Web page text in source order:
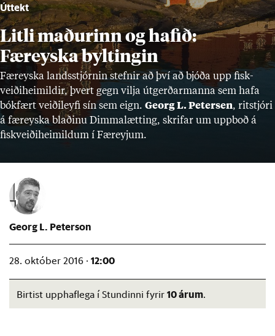
Úttekt
Litli maðurinn og hafið:
Færeyska byltingin
Fær­eyska lands­stjórn­in stefn­ir að því að bjóða upp fisk­
veiði­heim­ild­ir, þvert gegn vilja út­gerð­ar­manna sem hafa
bók­fært veiði­leyfi sín sem eign. Georg L. Peter­sen, rit­stjóri
á fær­eyska blað­inu Dimm­a­lætt­ing, skrif­ar um upp­boð á
fisk­veiði­heim­ild­um í Fær­eyj­um.
Georg L. Peterson
28. október 2016 · 12:00
Birtist upphaflega í Stundinni fyrir 10 árum.